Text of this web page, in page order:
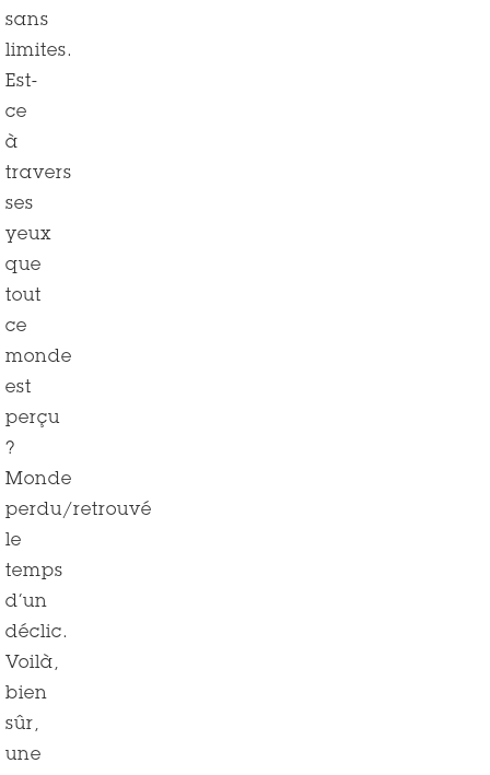
sans
limites.
Est-
ce
à
travers
ses
yeux
que
tout
ce
monde
est
perçu
?
Monde
perdu/retrouvé
le
temps
d’un
déclic.
Voilà,
bien
sûr,
une